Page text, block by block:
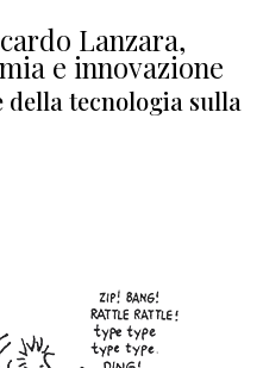
Lanzara,
e innovazione
della tecnologia sulla